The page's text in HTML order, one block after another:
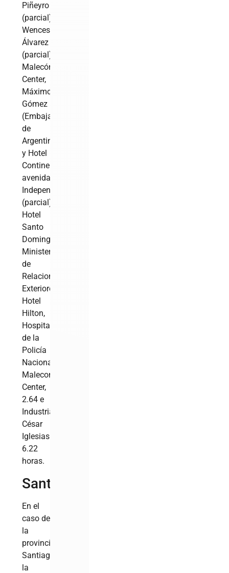
Piñeyro
(parcial),
Wenceslao
Álvarez
(parcial),
Malecón
Center,
Máximo
Gómez
(Embajada
de
Argentina
y Hotel
Continental),
avenida
Independencia
(parcial),
Hotel
Santo
Domingo,
Ministerio
de
Relaciones
Exteriores,
Hotel
Hilton,
Hospital
de la
Policía
Nacional,
Malecon
Center,
2.64 e
Industrias
César
Iglesias
6.22
horas.
Santiago
En el
caso de
la
provincia
Santiago,
la